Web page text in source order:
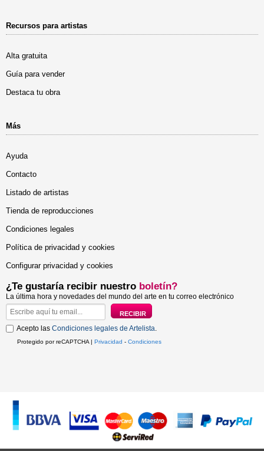
Recursos para artistas
Alta gratuita
Guía para vender
Destaca tu obra
Más
Ayuda
Contacto
Listado de artistas
Tienda de reproducciones
Condiciones legales
Política de privacidad y cookies
Configurar privacidad y cookies
¿Te gustaría recibir nuestro boletín?
La última hora y novedades del mundo del arte en tu correo electrónico
Acepto las Condiciones legales de Artelista.
Protegido por reCAPTCHA | Privacidad - Condiciones